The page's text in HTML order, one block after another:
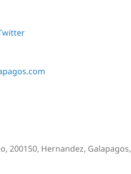
200150, Hernandez, Galapagos,